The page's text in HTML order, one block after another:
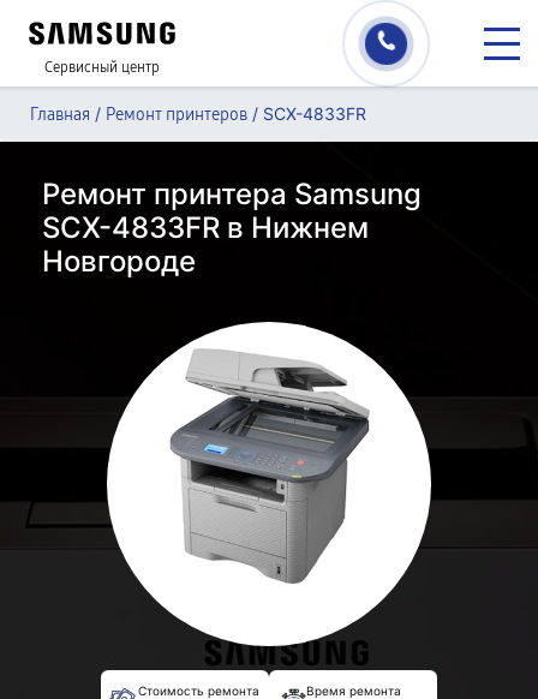
Сервисный центр
Главная / Ремонт принтеров / SCX-4833FR
Ремонт принтера Samsung
SCX-4833FR в Нижнем
Новгороде
Стоимость ремонта Время ремонта